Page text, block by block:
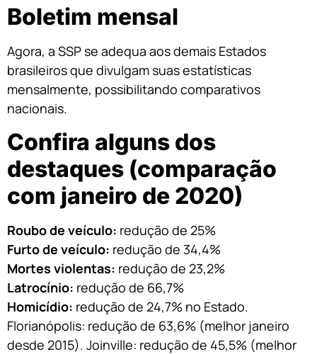
Boletim mensal
Agora, a SSP se adequa aos demais Estados
brasileiros que divulgam suas estatísticas
mensalmente, possibilitando comparativos
nacionais.
Confira alguns dos
destaques (comparação
com janeiro de 2020)
Roubo de veículo: redução de 25%
Furto de veículo: redução de 34,4%
Mortes violentas: redução de 23,2%
Latrocínio: redução de 66,7%
Homicídio: redução de 24,7% no Estado.
Florianópolis: redução de 63,6% (melhor janeiro
desde 2015). Joinville: redução de 45,5% (melhor